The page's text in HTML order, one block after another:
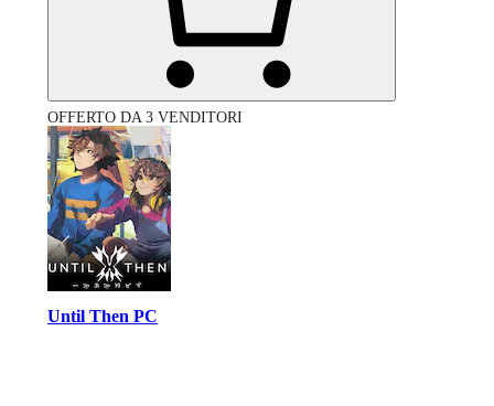
OFFERTO DA 3 VENDITORI
Until Then PC